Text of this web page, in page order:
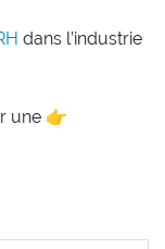
dans l’industrie
une 👉